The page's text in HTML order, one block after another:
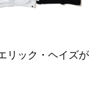
リック・ヘイズが